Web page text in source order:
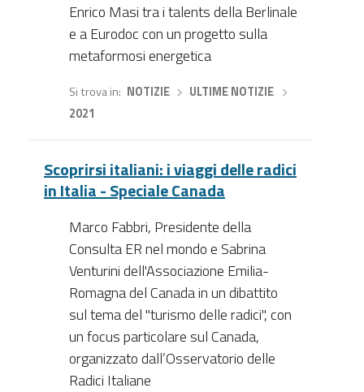
Enrico Masi tra i talents della Berlinale
e a Eurodoc con un progetto sulla
metaformosi energetica
Si trova in NOTIZIE› ULTIME NOTIZIE
2021
Scoprirsi italiani: i viaggi delle radici
in Italia - Speciale Canada
Marco Fabbri, Presidente della
Consulta ER nel mondo e Sabrina
Venturini dell'Associazione Emilia-
Romagna del Canada in un dibattito
sul tema del "turismo delle radici", con
un focus particolare sul Canada,
organizzato dall’Osservatorio delle
Radici Italiane